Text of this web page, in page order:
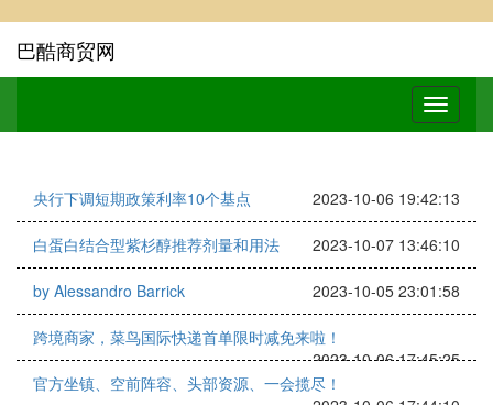
巴酷商贸网
央行下调短期政策利率10个基点 2023-10-06 19:42:13
白蛋白结合型紫杉醇推荐剂量和用法 2023-10-07 13:46:10
by Alessandro Barrick 2023-10-05 23:01:58
跨境商家，菜鸟国际快递首单限时减免来啦！
2023-10-06 17:45:25
官方坐镇、空前阵容、头部资源、一会揽尽！